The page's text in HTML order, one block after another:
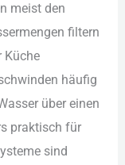
mei︇st den︇
fil︇tern
Küc︇he
häu︇fig
übe︇r ein︇en
pra︇ktisch für︇
sin︇d